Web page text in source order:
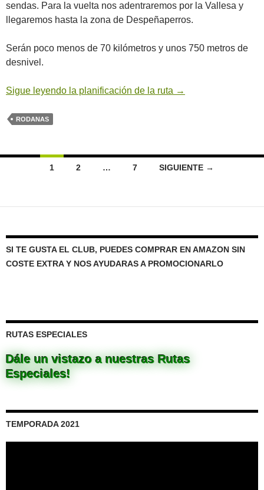
sendas. Para la vuelta nos adentraremos por la Vallesa y
llegaremos hasta la zona de Despeñaperros.
Serán poco menos de 70 kilómetros y unos 750 metros de
desnivel.
Sigue leyendo la planificación de la ruta →
RODANAS
las
1 2 … 7 SIGUIENTE →
SI TE GUSTA EL CLUB, PUEDES COMPRAR EN AMAZON SIN
COSTE EXTRA Y NOS AYUDARAS A PROMOCIONARLO
RUTAS ESPECIALES
Dále un vistazo a nuestras Rutas
Especiales!
TEMPORADA 2021